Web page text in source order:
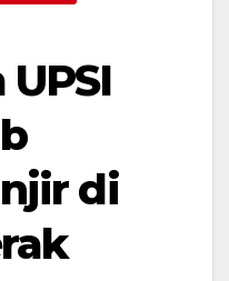
UPSI
di